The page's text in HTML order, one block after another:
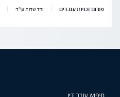
פורום זכויות עובדים ורד שדות עו"ד
חיפוש עורך דין